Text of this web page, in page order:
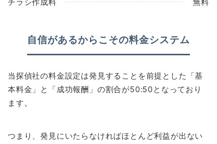
自信があるからこその料金システム
当探偵社の料金設定は発見することを前提とした「基
本料金」と「成功報酬」の割合が50:50となっており
ます。
つまり、発見にいたらなければほとんど利益が出ない